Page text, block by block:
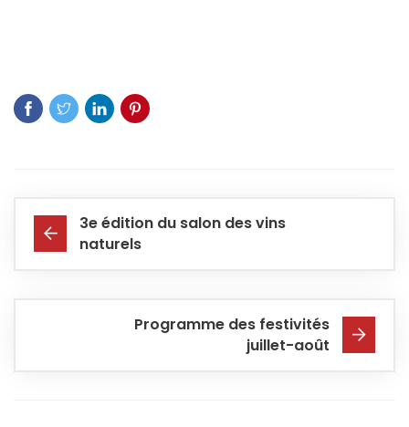
3e édition du salon des vins
naturels
Programme des festivités
juillet-août